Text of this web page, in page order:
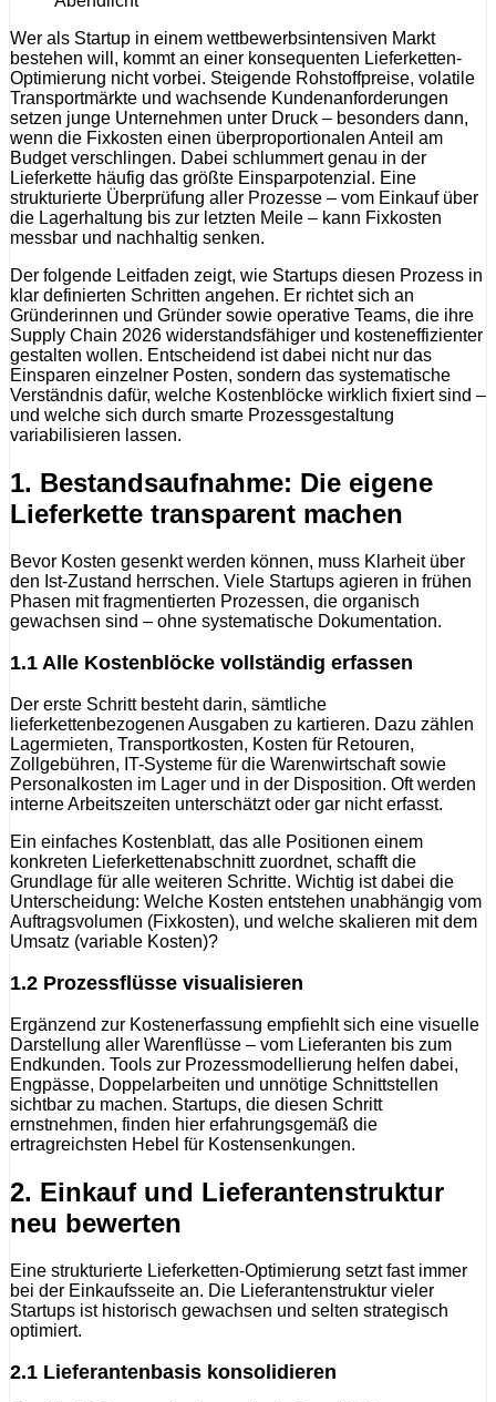
Wer als Startup in einem wettbewerbsintensiven Markt
bestehen will, kommt an einer konsequenten Lieferketten-
Optimierung nicht vorbei. Steigende Rohstoffpreise, volatile
Transportmärkte und wachsende Kundenanforderungen
setzen junge Unternehmen unter Druck – besonders dann,
wenn die Fixkosten einen überproportionalen Anteil am
Budget verschlingen. Dabei schlummert genau in der
Lieferkette häufig das größte Einsparpotenzial. Eine
strukturierte Überprüfung aller Prozesse – vom Einkauf über
die Lagerhaltung bis zur letzten Meile – kann Fixkosten
messbar und nachhaltig senken.
Der folgende Leitfaden zeigt, wie Startups diesen Prozess in
klar definierten Schritten angehen. Er richtet sich an
Gründerinnen und Gründer sowie operative Teams, die ihre
Supply Chain 2026 widerstandsfähiger und kosteneffizienter
gestalten wollen. Entscheidend ist dabei nicht nur das
Einsparen einzelner Posten, sondern das systematische
Verständnis dafür, welche Kostenblöcke wirklich fixiert sind –
und welche sich durch smarte Prozessgestaltung
variabilisieren lassen.
1. Bestandsaufnahme: Die eigene
Lieferkette transparent machen
Bevor Kosten gesenkt werden können, muss Klarheit über
den Ist-Zustand herrschen. Viele Startups agieren in frühen
Phasen mit fragmentierten Prozessen, die organisch
gewachsen sind – ohne systematische Dokumentation.
1.1 Alle Kostenblöcke vollständig erfassen
Der erste Schritt besteht darin, sämtliche
lieferkettenbezogenen Ausgaben zu kartieren. Dazu zählen
Lagermieten, Transportkosten, Kosten für Retouren,
Zollgebühren, IT-Systeme für die Warenwirtschaft sowie
Personalkosten im Lager und in der Disposition. Oft werden
interne Arbeitszeiten unterschätzt oder gar nicht erfasst.
Ein einfaches Kostenblatt, das alle Positionen einem
konkreten Lieferkettenabschnitt zuordnet, schafft die
Grundlage für alle weiteren Schritte. Wichtig ist dabei die
Unterscheidung: Welche Kosten entstehen unabhängig vom
Auftragsvolumen (Fixkosten), und welche skalieren mit dem
Umsatz (variable Kosten)?
1.2 Prozessflüsse visualisieren
Ergänzend zur Kostenerfassung empfiehlt sich eine visuelle
Darstellung aller Warenflüsse – vom Lieferanten bis zum
Endkunden. Tools zur Prozessmodellierung helfen dabei,
Engpässe, Doppelarbeiten und unnötige Schnittstellen
sichtbar zu machen. Startups, die diesen Schritt
ernstnehmen, finden hier erfahrungsgemäß die
ertragreichsten Hebel für Kostensenkungen.
2. Einkauf und Lieferantenstruktur
neu bewerten
Eine strukturierte Lieferketten-Optimierung setzt fast immer
bei der Einkaufsseite an. Die Lieferantenstruktur vieler
Startups ist historisch gewachsen und selten strategisch
optimiert.
2.1 Lieferantenbasis konsolidieren